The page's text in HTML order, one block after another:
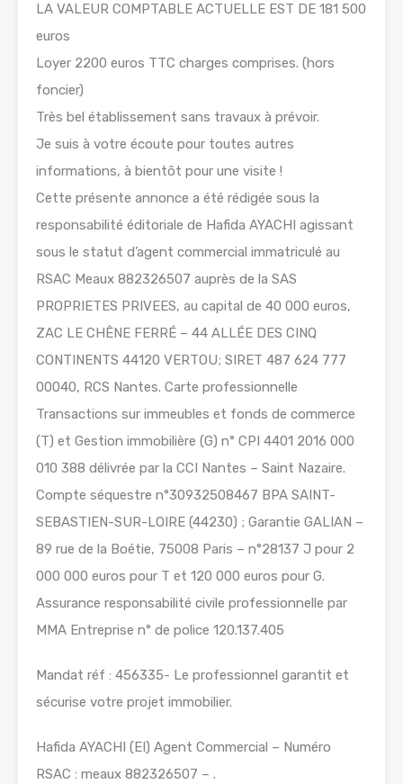
LA VALEUR COMPTABLE ACTUELLE EST DE 181 500
euros
Loyer 2200 euros TTC charges comprises. (hors
foncier)
Très bel établissement sans travaux à prévoir.
Je suis à votre écoute pour toutes autres
informations, à bientôt pour une visite !
Cette présente annonce a été rédigée sous la
responsabilité éditoriale de Hafida AYACHI agissant
sous le statut d’agent commercial immatriculé au
RSAC Meaux 882326507 auprès de la SAS
PROPRIETES PRIVEES, au capital de 40 000 euros,
ZAC LE CHÊNE FERRÉ – 44 ALLÉE DES CINQ
CONTINENTS 44120 VERTOU; SIRET 487 624 777
00040, RCS Nantes. Carte professionnelle
Transactions sur immeubles et fonds de commerce
(T) et Gestion immobilière (G) n° CPI 4401 2016 000
010 388 délivrée par la CCI Nantes – Saint Nazaire.
Compte séquestre n°30932508467 BPA SAINT-
SEBASTIEN-SUR-LOIRE (44230) ; Garantie GALIAN –
89 rue de la Boétie, 75008 Paris – n°28137 J pour 2
000 000 euros pour T et 120 000 euros pour G.
Assurance responsabilité civile professionnelle par
MMA Entreprise n° de police 120.137.405
Mandat réf : 456335- Le professionnel garantit et
sécurise votre projet immobilier.
Hafida AYACHI (EI) Agent Commercial – Numéro
RSAC : meaux 882326507 – .